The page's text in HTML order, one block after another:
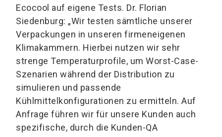
Ecocool auf eigene Tests. Dr. Florian
Siedenburg: „Wir testen sämtliche unserer
Verpackungen in unseren firmeneigenen
Klimakammern. Hierbei nutzen wir sehr
strenge Temperaturprofile, um Worst-Case-
Szenarien während der Distribution zu
simulieren und passende
Kühlmittelkonfigurationen zu ermitteln. Auf
Anfrage führen wir für unsere Kunden auch
spezifische, durch die Kunden-QA